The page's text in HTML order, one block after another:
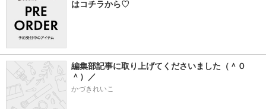
はコチラから♡
編集部記事に取り上げてくださいました（＾０
＾）／
かづきれいこ